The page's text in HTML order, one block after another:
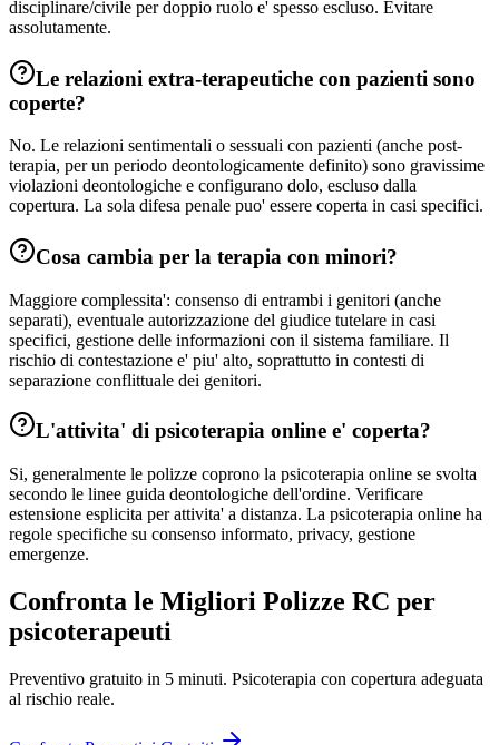
disciplinare/civile per doppio ruolo e' spesso escluso. Evitare
assolutamente.
Le relazioni extra-terapeutiche con pazienti sono
coperte?
No. Le relazioni sentimentali o sessuali con pazienti (anche post-
terapia, per un periodo deontologicamente definito) sono gravissime
violazioni deontologiche e configurano dolo, escluso dalla
copertura. La sola difesa penale puo' essere coperta in casi specifici.
Cosa cambia per la terapia con minori?
Maggiore complessita': consenso di entrambi i genitori (anche
separati), eventuale autorizzazione del giudice tutelare in casi
specifici, gestione delle informazioni con il sistema familiare. Il
rischio di contestazione e' piu' alto, soprattutto in contesti di
separazione conflittuale dei genitori.
L'attivita' di psicoterapia online e' coperta?
Si, generalmente le polizze coprono la psicoterapia online se svolta
secondo le linee guida deontologiche dell'ordine. Verificare
estensione esplicita per attivita' a distanza. La psicoterapia online ha
regole specifiche su consenso informato, privacy, gestione
emergenze.
Confronta le Migliori Polizze RC per
psicoterapeuti
Preventivo gratuito in 5 minuti. Psicoterapia con copertura adeguata
al rischio reale.